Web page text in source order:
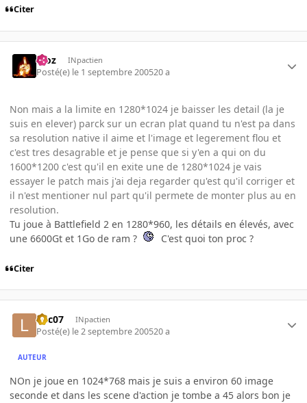
Citer
Moz INpactien
Posté(e) le 1 septembre 200520 a
Non mais a la limite en 1280*1024 je baisser les detail (la je
suis en elever) parck sur un ecran plat quand tu n'est pa dans
sa resolution native il aime et l'image et legerement flou et
c'est tres desagrable et je pense que si y'en a qui on du
1600*1200 c'est qu'il en exite une de 1280*1024 je vais
essayer le patch mais j'ai deja regarder qu'est qu'il corriger et
il n'est mentioner nul part qu'il permete de monter plus au en
resolution.
Tu joue à Battlefield 2 en 1280*960, les détails en élevés, avec
une 6600Gt et 1Go de ram ?
C'est quoi ton proc ?
Citer
loic07 INpactien
Posté(e) le 2 septembre 200520 a
AUTEUR
NOn je joue en 1024*768 mais je suis a environ 60 image
seconde et dans les scene d'action je tombe a 45 alors bon je